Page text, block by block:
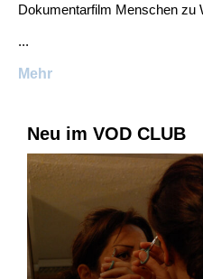
Dokumentarfilm Menschen zu
...
Mehr
Neu im VOD CLUB